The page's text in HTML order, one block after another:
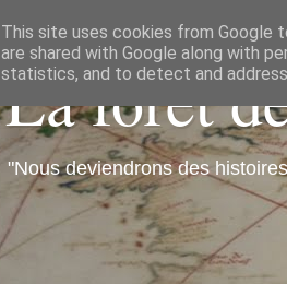
La forêt
"Nous deviendrons des
This site uses cookies from Google
are shared with Google along with
statistics, and to detect and